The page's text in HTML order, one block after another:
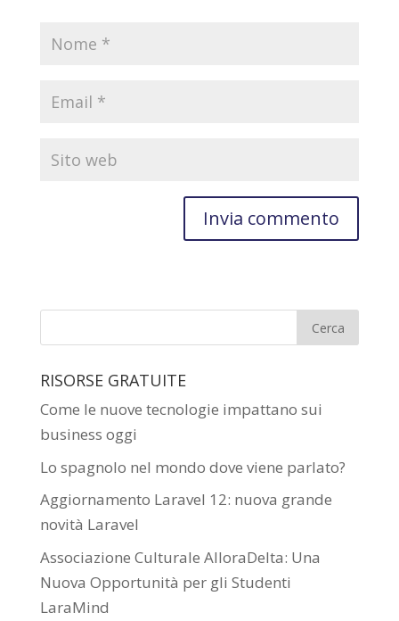
RISORSE GRATUITE
Come le nuove tecnologie impattano sui
business oggi
Lo spagnolo nel mondo dove viene parlato?
Aggiornamento Laravel 12: nuova grande
novità Laravel
Associazione Culturale AlloraDelta: Una
Nuova Opportunità per gli Studenti
LaraMind